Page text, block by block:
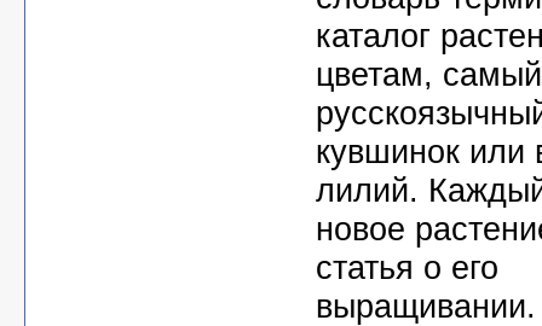
каталог
цветам,
кувшинок или
лилий.
новое
статья о его
выращивании.